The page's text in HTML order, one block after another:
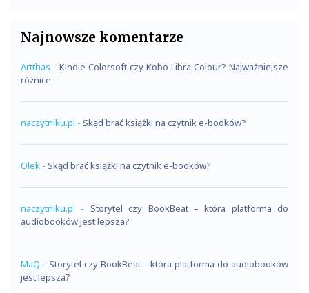
Najnowsze komentarze
Artthas - Kindle Colorsoft czy Kobo Libra Colour? Najważniejsze
różnice
naczytniku.pl - Skąd brać książki na czytnik e-booków?
Olek - Skąd brać książki na czytnik e-booków?
naczytniku.pl - Storytel czy BookBeat – która platforma do
audiobooków jest lepsza?
MaQ - Storytel czy BookBeat – która platforma do audiobooków
jest lepsza?